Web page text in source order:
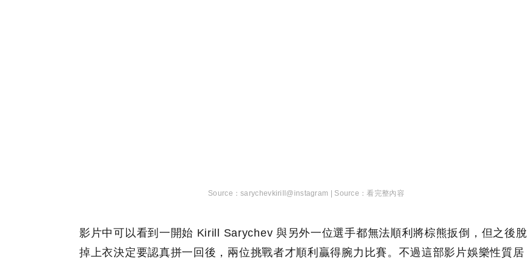
sarychevkirill@instagram | 看完整內容
影片中可以看到一開始 Kirill Sarychev 與另外一位選手都無法順利將棕熊扳倒，但之後脫
掉上衣決定要認真拼一回後，兩位挑戰者才順利贏得腕力比賽。不過這部影片娛樂性質居